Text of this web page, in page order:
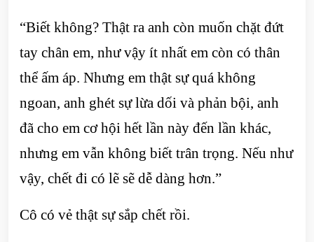
“Biết không? Thật ra anh còn muốn chặt đứt
tay chân em, như vậy ít nhất em còn có thân
thể ấm áp. Nhưng em thật sự quá không
ngoan, anh ghét sự lừa dối và phản bội, anh
đã cho em cơ hội hết lần này đến lần khác,
nhưng em vẫn không biết trân trọng. Nếu như
vậy, chết đi có lẽ sẽ dễ dàng hơn.”
Cô có vẻ thật sự sắp chết rồi.